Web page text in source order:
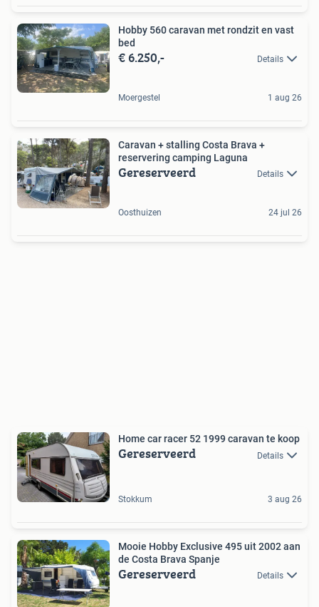
Hobby 560 caravan met rondzit en vast
bed
€ 6.250,- Details
Moergestel 1 aug 26
Caravan + stalling Costa Brava +
reservering camping Laguna
Gereserveerd Details
Oosthuizen 24 jul 26
Home car racer 52 1999 caravan te koop
Gereserveerd Details
Stokkum 3 aug 26
Mooie Hobby Exclusive 495 uit 2002 aan
de Costa Brava Spanje
Gereserveerd Details